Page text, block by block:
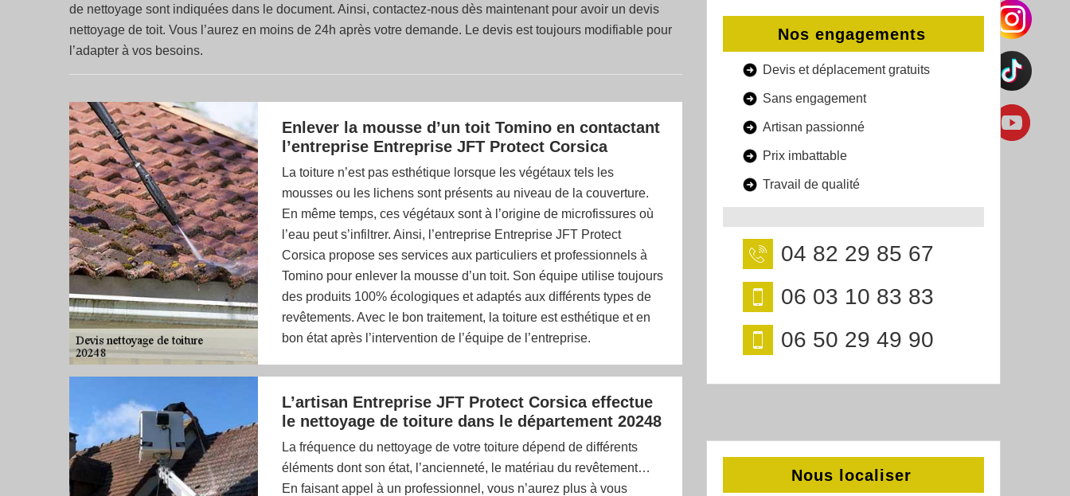
de nettoyage sont indiquées dans le document. Ainsi, contactez-nous dès maintenant pour avoir un devis
nettoyage de toit. Vous l’aurez en moins de 24h après votre demande. Le devis est toujours modifiable pour
l’adapter à vos besoins.
Enlever la mousse d’un toit Tomino en contactant
l’entreprise Entreprise JFT Protect Corsica
La toiture n’est pas esthétique lorsque les végétaux tels les
mousses ou les lichens sont présents au niveau de la couverture.
En même temps, ces végétaux sont à l’origine de microfissures où
l’eau peut s’infiltrer. Ainsi, l’entreprise Entreprise JFT Protect
Corsica propose ses services aux particuliers et professionnels à
Tomino pour enlever la mousse d’un toit. Son équipe utilise toujours
des produits 100% écologiques et adaptés aux différents types de
revêtements. Avec le bon traitement, la toiture est esthétique et en
bon état après l’intervention de l’équipe de l’entreprise.
L’artisan Entreprise JFT Protect Corsica effectue
le nettoyage de toiture dans le département 20248
La fréquence du nettoyage de votre toiture dépend de différents
éléments dont son état, l’ancienneté, le matériau du revêtement…
En faisant appel à un professionnel, vous n’aurez plus à vous
Nos engagements
Devis et déplacement gratuits
Sans engagement
Artisan passionné
Prix imbattable
Travail de qualité
04 82 29 85 67
06 03 10 83 83
06 50 29 49 90
Nous localiser